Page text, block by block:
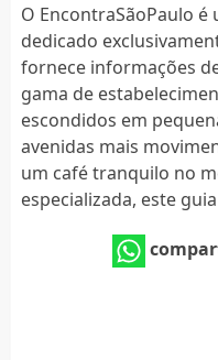
O EncontraSãoPaulo
dedicado
fornece informações
gama de
escondidos em
avenidas mais
um café tranquilo no
especializada, este